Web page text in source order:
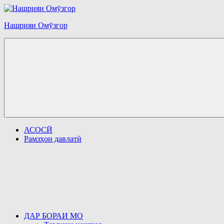
Перейти
содержимому
Нашрияи Омӯзгор
АСОСӢ
Рамзҳои давлатӣ
ДАР БОРАИ МО